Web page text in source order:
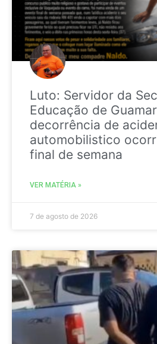
Luto: Servidor da
Educação de
decorrência de
automobilistico
final de semana
VER MATÉRIA »
7 de agosto de 2026